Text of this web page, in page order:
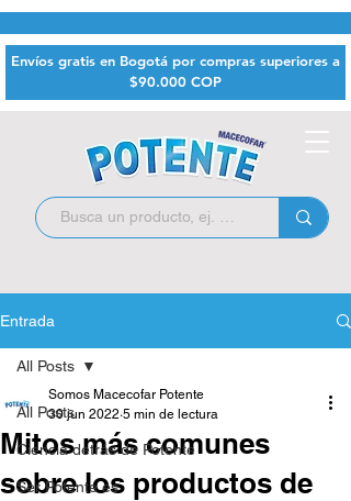
Envíos gratis en Bogotá por compras superiores a
$90.000 COP
Entrada
All Posts
Ciencia detrás de Potente
Ser Potente es
All Posts
Mitos más comunes
sobre los productos de
Somos Macecofar Potente
30 jun 2022 5 min de lectura